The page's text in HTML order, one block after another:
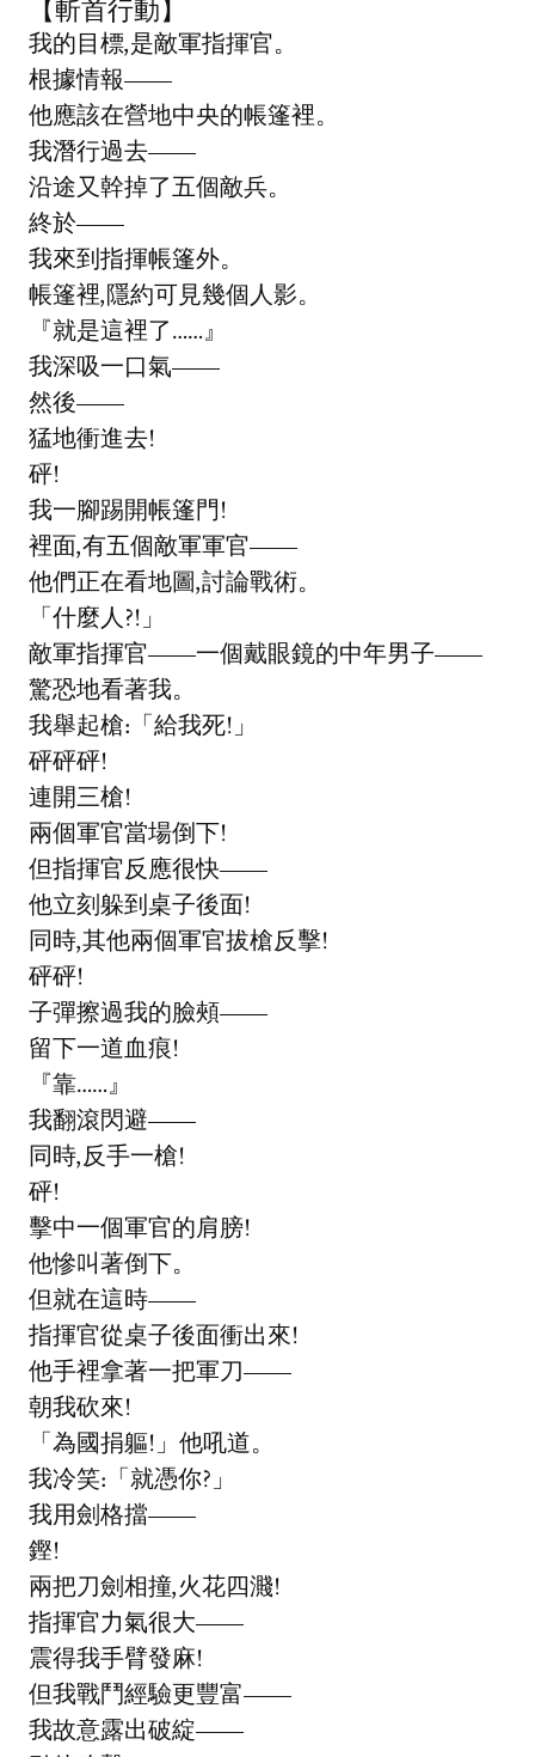
【斬首行動】
我的目標,是敵軍指揮官。
根據情報——
他應該在營地中央的帳篷裡。
我潛行過去——
沿途又幹掉了五個敵兵。
終於——
我來到指揮帳篷外。
帳篷裡,隱約可見幾個人影。
『就是這裡了……』
我深吸一口氣——
然後——
猛地衝進去!
砰!
我一腳踢開帳篷門!
裡面,有五個敵軍軍官——
他們正在看地圖,討論戰術。
「什麼人?!」
敵軍指揮官——一個戴眼鏡的中年男子——
驚恐地看著我。
我舉起槍:「給我死!」
砰砰砰!
連開三槍!
兩個軍官當場倒下!
但指揮官反應很快——
他立刻躲到桌子後面!
同時,其他兩個軍官拔槍反擊!
砰砰!
子彈擦過我的臉頰——
留下一道血痕!
『靠……』
我翻滾閃避——
同時,反手一槍!
砰!
擊中一個軍官的肩膀!
他慘叫著倒下。
但就在這時——
指揮官從桌子後面衝出來!
他手裡拿著一把軍刀——
朝我砍來!
「為國捐軀!」他吼道。
我冷笑:「就憑你?」
我用劍格擋——
鏗!
兩把刀劍相撞,火花四濺!
指揮官力氣很大——
震得我手臂發麻!
但我戰鬥經驗更豐富——
我故意露出破綻——